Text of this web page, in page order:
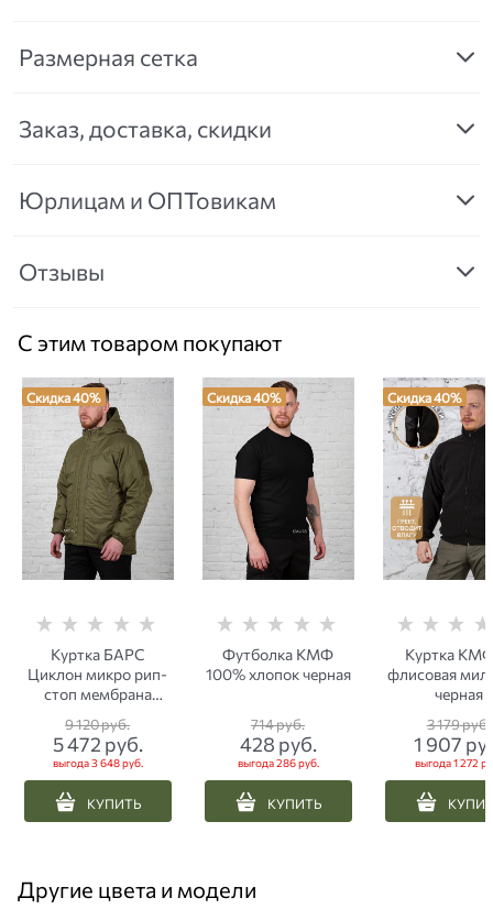
Размерная сетка
Заказ, доставка, скидки
Юрлицам и ОПТовикам
Отзывы
С этим товаром покупают
Скидка 40%
Куртка БАРС
Циклон микро рип-
стоп мембрана
9 120 руб.
5 472 руб.
выгода3 648 руб.
КУПИТЬ
Скидка 40%
Футболка КМФ
100% хлопок черная
714 руб.
428 руб.
выгода286 руб.
КУПИТЬ
Скидка 40%
Куртка
флисовая
черная
3 179 руб.
1 907
выгода1 272
Другие цвета и модели